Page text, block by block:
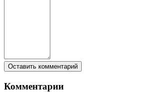
Комментарии